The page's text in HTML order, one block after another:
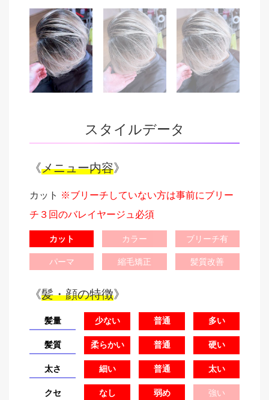
スタイルデータ
《メニュー内容》
カット ※ブリーチしていない方は事前にブリー
チ３回のバレイヤージュ必須
カット カラー ブリーチ有
パーマ 縮毛矯正 髪質改善
《髪・顔の特徴》
髪量 少ない 普通 多い
髪質 柔らかい 普通 硬い
太さ 細い 普通 太い
クセ なし 弱め 強い